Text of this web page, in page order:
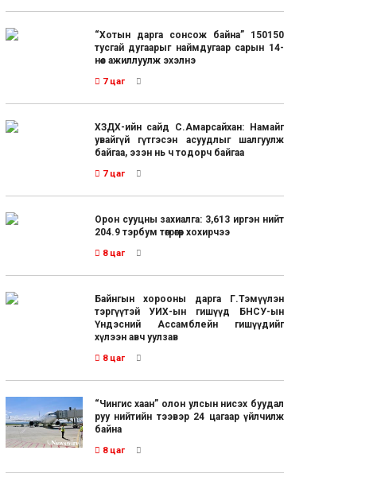
“Хотын дарга сонсож байна” 150150
тусгай дугаарыг наймдугаар сарын 14-
нөөс ажиллуулж эхэлнэ
7 цаг
ХЗДХ-ийн сайд С.Амарсайхан: Намайг
увайгүй гүтгэсэн асуудлыг шалгуулж
байгаа, эзэн нь ч тодорч байгаа
7 цаг
Орон сууцны захиалга: 3,613 иргэн нийт
204.9 тэрбум төгрөгөөр хохирчээ
8 цаг
Байнгын хорооны дарга Г.Тэмүүлэн
тэргүүтэй УИХ-ын гишүүд БНСУ-ын
Үндэсний Ассамблейн гишүүдийг
хүлээн авч уулзав
8 цаг
“Чингис хаан” олон улсын нисэх буудал
руу нийтийн тээвэр 24 цагаар үйлчилж
байна
8 цаг